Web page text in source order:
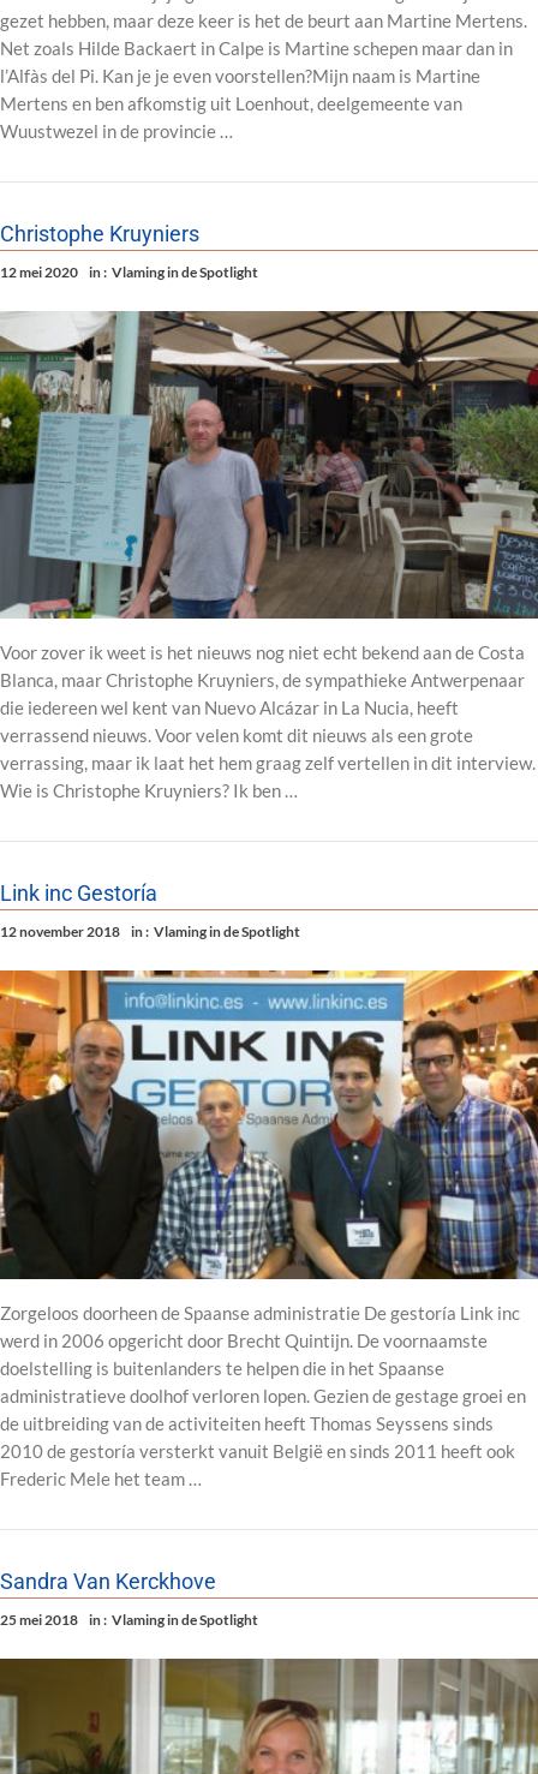
gezet hebben, maar deze keer is het de beurt aan Martine Mertens.
Net zoals Hilde Backaert in Calpe is Martine schepen maar dan in
l’Alfàs del Pi. Kan je je even voorstellen?Mijn naam is Martine
Mertens en ben afkomstig uit Loenhout, deelgemeente van
Wuustwezel in de provincie …
Christophe Kruyniers
12 mei 2020 in : Vlaming in de Spotlight
Voor zover ik weet is het nieuws nog niet echt bekend aan de Costa
Blanca, maar Christophe Kruyniers, de sympathieke Antwerpenaar
die iedereen wel kent van Nuevo Alcázar in La Nucia, heeft
verrassend nieuws. Voor velen komt dit nieuws als een grote
verrassing, maar ik laat het hem graag zelf vertellen in dit interview.
Wie is Christophe Kruyniers? Ik ben …
Link inc Gestoría
12 november 2018 in : Vlaming in de Spotlight
Zorgeloos doorheen de Spaanse administratie De gestoría Link inc
werd in 2006 opgericht door Brecht Quintijn. De voornaamste
doelstelling is buitenlanders te helpen die in het Spaanse
administratieve doolhof verloren lopen. Gezien de gestage groei en
de uitbreiding van de activiteiten heeft Thomas Seyssens sinds
2010 de gestoría versterkt vanuit België en sinds 2011 heeft ook
Frederic Mele het team …
Sandra Van Kerckhove
25 mei 2018 in : Vlaming in de Spotlight